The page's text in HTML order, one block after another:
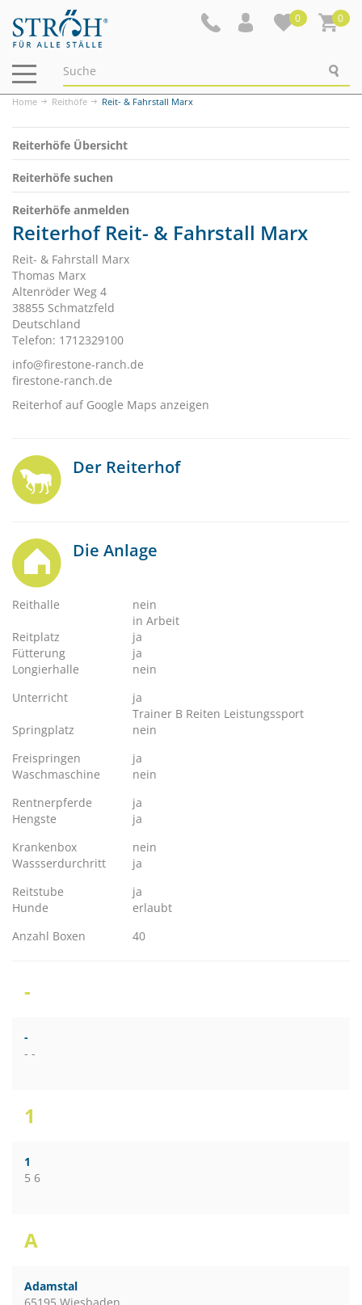
0 0
Navigation
ein-/ausblenden
Home Reithöfe Reit- & Fahrstall Marx
Reiterhöfe Übersicht
Reiterhöfe suchen
Reiterhöfe anmelden
Reiterhof Reit- & Fahrstall Marx
Reit- & Fahrstall Marx
Thomas Marx
Altenröder Weg 4
38855 Schmatzfeld
Deutschland
Telefon: 1712329100
info@firestone-ranch.de
firestone-ranch.de
Reiterhof auf Google Maps anzeigen
Der Reiterhof
Die Anlage
Reithalle
nein
in Arbeit
Reitplatz
ja
Fütterung
ja
Longierhalle
nein
Unterricht
ja
Trainer B Reiten Leistungssport
Springplatz
nein
Freispringen
ja
Waschmaschine
nein
Rentnerpferde
ja
Hengste
ja
Krankenbox
nein
Wassserdurchritt
ja
Reitstube
ja
Hunde
erlaubt
Anzahl Boxen
40
-
-
- -
1
1
5 6
A
Adamstal